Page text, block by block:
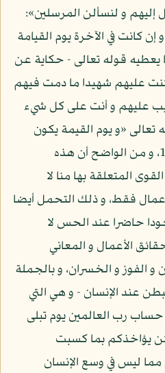
إليهم و لنسألن المرسلين»:
و إن كانت في الآخرة يوم القيامة
يعطيه قوله تعالى - حكاية عن
عليهم شهيدا ما دمت فيهم
عليهم و أنت على كل شيء
- 117 و قوله تعالى «و يوم القيمة يكون
عليهم شهيدا»: النساء - 159، و من الواضح أن هذه
المتعلقة بها منا لا
فقط، و ذلك التحمل أيضا
حاضرا عند الحس لا
الأعمال و المعاني
و الفوز و الخسران، و بالجملة
الإنسان - و هي التي
رب العالمين يوم تبلى
يؤاخذكم بما كسبت
البقرة - 225 فهي مما ليس في وسع الإنسان